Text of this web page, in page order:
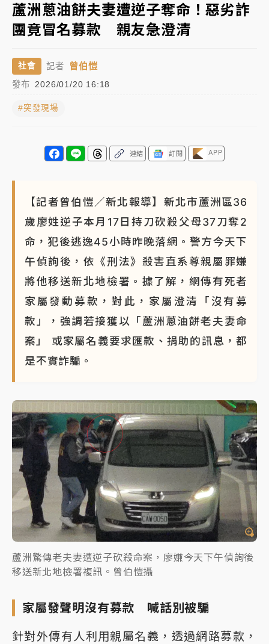
旅局回應了
中信慈善基金會想增加董事人數！辜仲諒向法院聲請遭
故宮《龍藏經》特展第2檔！今線上預約開賣一度塞車
周六起展出延長至晚上7時
台東農業處長涉圖利渡假村！東檢抗告成功 今重開羈
父親節泡湯了！中颱白海豚雨彈轟3天 「紅到發紫」降
雨熱區曝
蘆洲蔥油餅夫妻遭逆子奪命！惡劣詐
團竟冒名募款 親友急澄清
社會 記者 曾伯愷
發布 2026/01/20 16:18
#突發現場
連結 訂閱 APP
【記者曾伯愷／新北報導】新北市蘆洲區36
歲廖姓逆子本月17日持刀砍殺父母37刀奪2
命，犯後逃逸45小時昨晚落網。警方今天下
午偵詢後，依《刑法》殺害直系尊親屬罪嫌
將他移送新北地檢署。據了解，網傳有死者
家屬發動募款，對此，家屬澄清「沒有募
款」，強調若接獲以「蘆洲蔥油餅老夫妻命
案」 或家屬名義要求匯款、捐助的訊息，都
是不實詐騙。
蘆洲驚傳老夫妻遭逆子砍殺命案，廖嫌今天下午偵詢後
移送新北地檢署複訊。曾伯愷攝
家屬發聲明沒有募款 喊話別被騙
針對外傳有人利用親屬名義，透過網路募款，